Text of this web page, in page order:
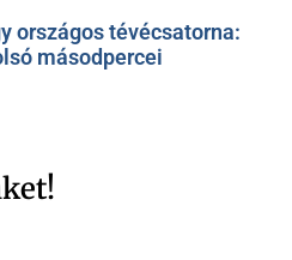
országos tévécsatorna:
másodpercei